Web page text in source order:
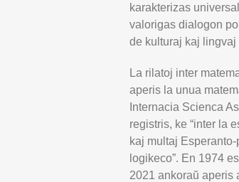
karakterizas
valorigas dialogon
de kulturaj kaj lingvaj
La rilatoj inter
aperis la unua
Internacia Scienca
registris, ke “inter la
kaj multaj
logikeco”. En 1974
2021 ankoraŭ aperis